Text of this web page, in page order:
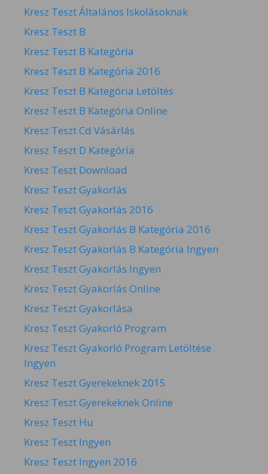
Kresz Teszt Általános Iskolásoknak
Kresz Teszt B
Kresz Teszt B Kategória
Kresz Teszt B Kategória 2016
Kresz Teszt B Kategória Letöltés
Kresz Teszt B Kategória Online
Kresz Teszt Cd Vásárlás
Kresz Teszt D Kategória
Kresz Teszt Download
Kresz Teszt Gyakorlás
Kresz Teszt Gyakorlás 2016
Kresz Teszt Gyakorlás B Kategória 2016
Kresz Teszt Gyakorlás B Kategória Ingyen
Kresz Teszt Gyakorlás Ingyen
Kresz Teszt Gyakorlás Online
Kresz Teszt Gyakorlása
Kresz Teszt Gyakorló Program
Kresz Teszt Gyakorló Program Letöltése
Ingyen
Kresz Teszt Gyerekeknek 2015
Kresz Teszt Gyerekeknek Online
Kresz Teszt Hu
Kresz Teszt Ingyen
Kresz Teszt Ingyen 2016